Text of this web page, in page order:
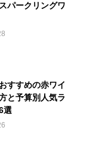
パークリングワ
すすめの赤ワイ
と予算別人気ラ
選